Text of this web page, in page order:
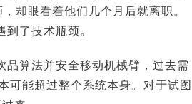
却眼看着他们几个月后就离职。
了技术瓶颈。
品算法并安全移动机械臂，过去需
能超过整个系统本身。对于试图